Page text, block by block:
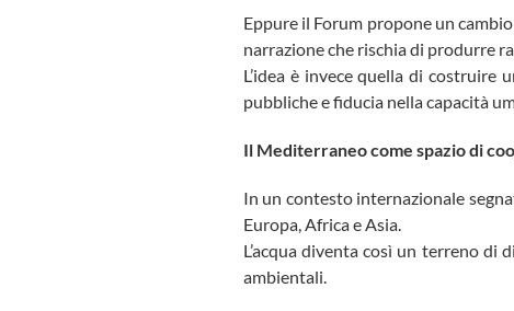
Eppure il Forum propone un
narrazione che rischia di produrre
L’idea è invece quella di costruire
pubbliche e fiducia nella capacità
Il Mediterraneo come spazio di
In un contesto internazionale
Europa, Africa e Asia.
L’acqua diventa così un terreno
ambientali.